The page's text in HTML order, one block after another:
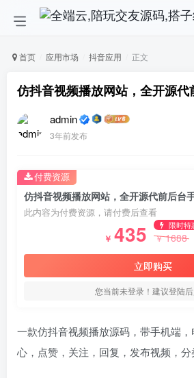
首页 应用市场 抖音应用 正文
仿抖音视频播放网站，全开源
admin
3年前发布
仿抖音视频播放网站，全开源代前后台
此内容为付费资源，请付费后查看
￥ 435 限时特
￥1688
立即购买
您当前未登录！建议登陆
付费资源
一款仿抖音视频播放源码，带手机端
心，点赞，关注，回复，发布视频，分